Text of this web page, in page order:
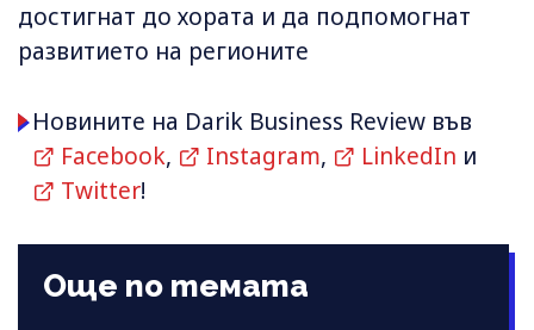
достигнат до хората и да подпомогнат
развитието на регионите
Новините на Darik Business Review във
Facebook, Instagram, LinkedIn и
Twitter!
Още по темата